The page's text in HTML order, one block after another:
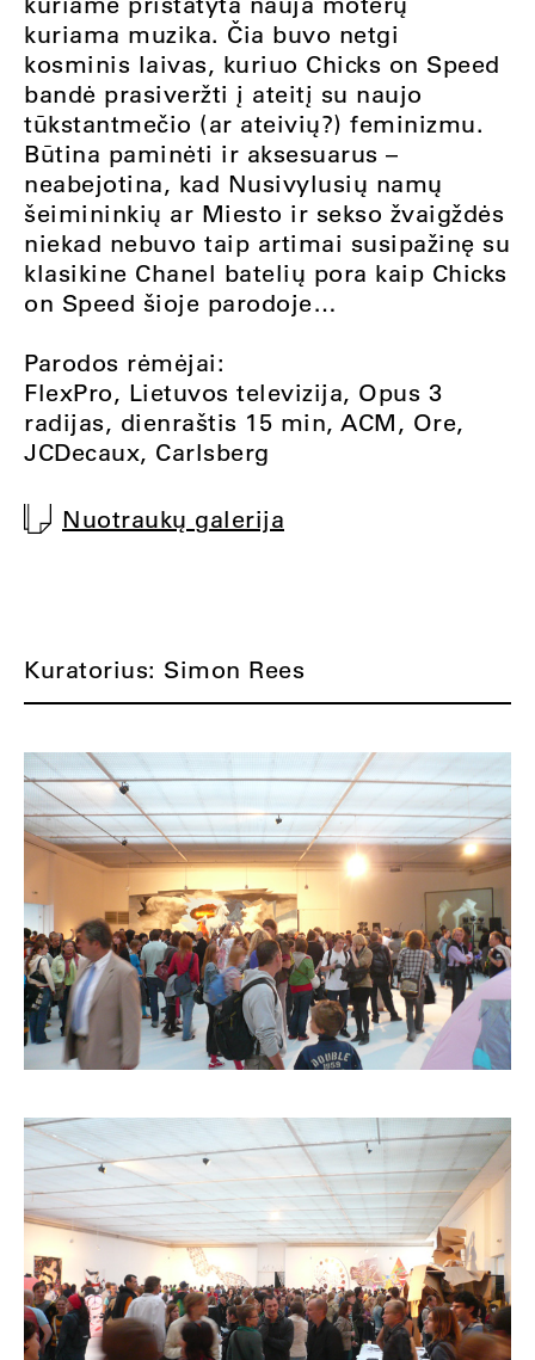
kuriama muzika. Čia buvo netgi
kosminis laivas, kuriuo Chicks on Speed
bandė prasiveržti į ateitį su naujo
tūkstantmečio (ar ateivių?) feminizmu.
Būtina paminėti ir aksesuarus –
neabejotina, kad Nusivylusių namų
šeimininkių ar Miesto ir sekso žvaigždės
niekad nebuvo taip artimai susipažinę su
klasikine Chanel batelių pora kaip Chicks
on Speed šioje parodoje…
Parodos rėmėjai:
FlexPro, Lietuvos televizija, Opus 3
radijas, dienraštis 15 min, ACM, Ore,
JCDecaux, Carlsberg
Nuotraukų galerija
Kuratorius: Simon Rees